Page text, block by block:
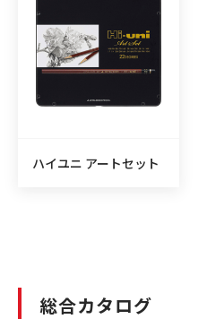
ハイユニ アートセット
総合カタログ